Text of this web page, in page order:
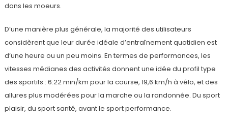
dans les moeurs.
D’une manière plus générale, la majorité des utilisateurs
considèrent que leur durée idéale d’entraînement quotidien est
d’une heure ou un peu moins. En termes de performances, les
vitesses médianes des activités donnent une idée du profil type
des sportifs : 6:22 min/km pour la course, 19,6 km/h à vélo, et des
allures plus modérées pour la marche ou la randonnée. Du sport
plaisir, du sport santé, avant le sport performance.